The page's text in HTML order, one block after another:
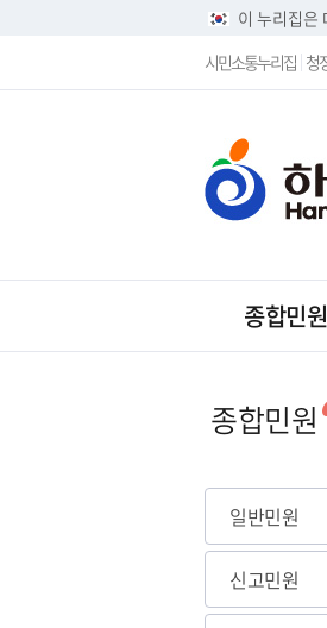
이 누리집은
시민소통누리집 청
종합민원
일반민원
종합민원
일반민원
신고민원